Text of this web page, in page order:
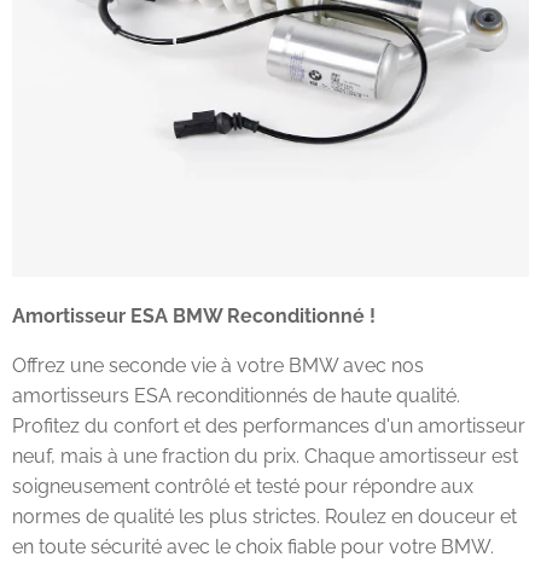
Amortisseur ESA BMW Reconditionné !
Offrez une seconde vie à votre BMW avec nos
amortisseurs ESA reconditionnés de haute qualité.
Profitez du confort et des performances d'un amortisseur
neuf, mais à une fraction du prix. Chaque amortisseur est
soigneusement contrôlé et testé pour répondre aux
normes de qualité les plus strictes. Roulez en douceur et
en toute sécurité avec le choix fiable pour votre BMW.